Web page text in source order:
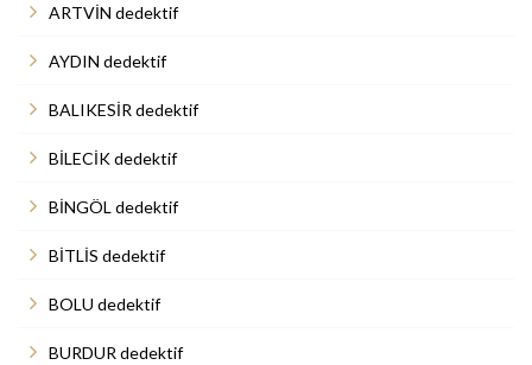
ARTVİN dedektif
AYDIN dedektif
BALIKESİR dedektif
BİLECİK dedektif
BİNGÖL dedektif
BİTLİS dedektif
BOLU dedektif
BURDUR dedektif